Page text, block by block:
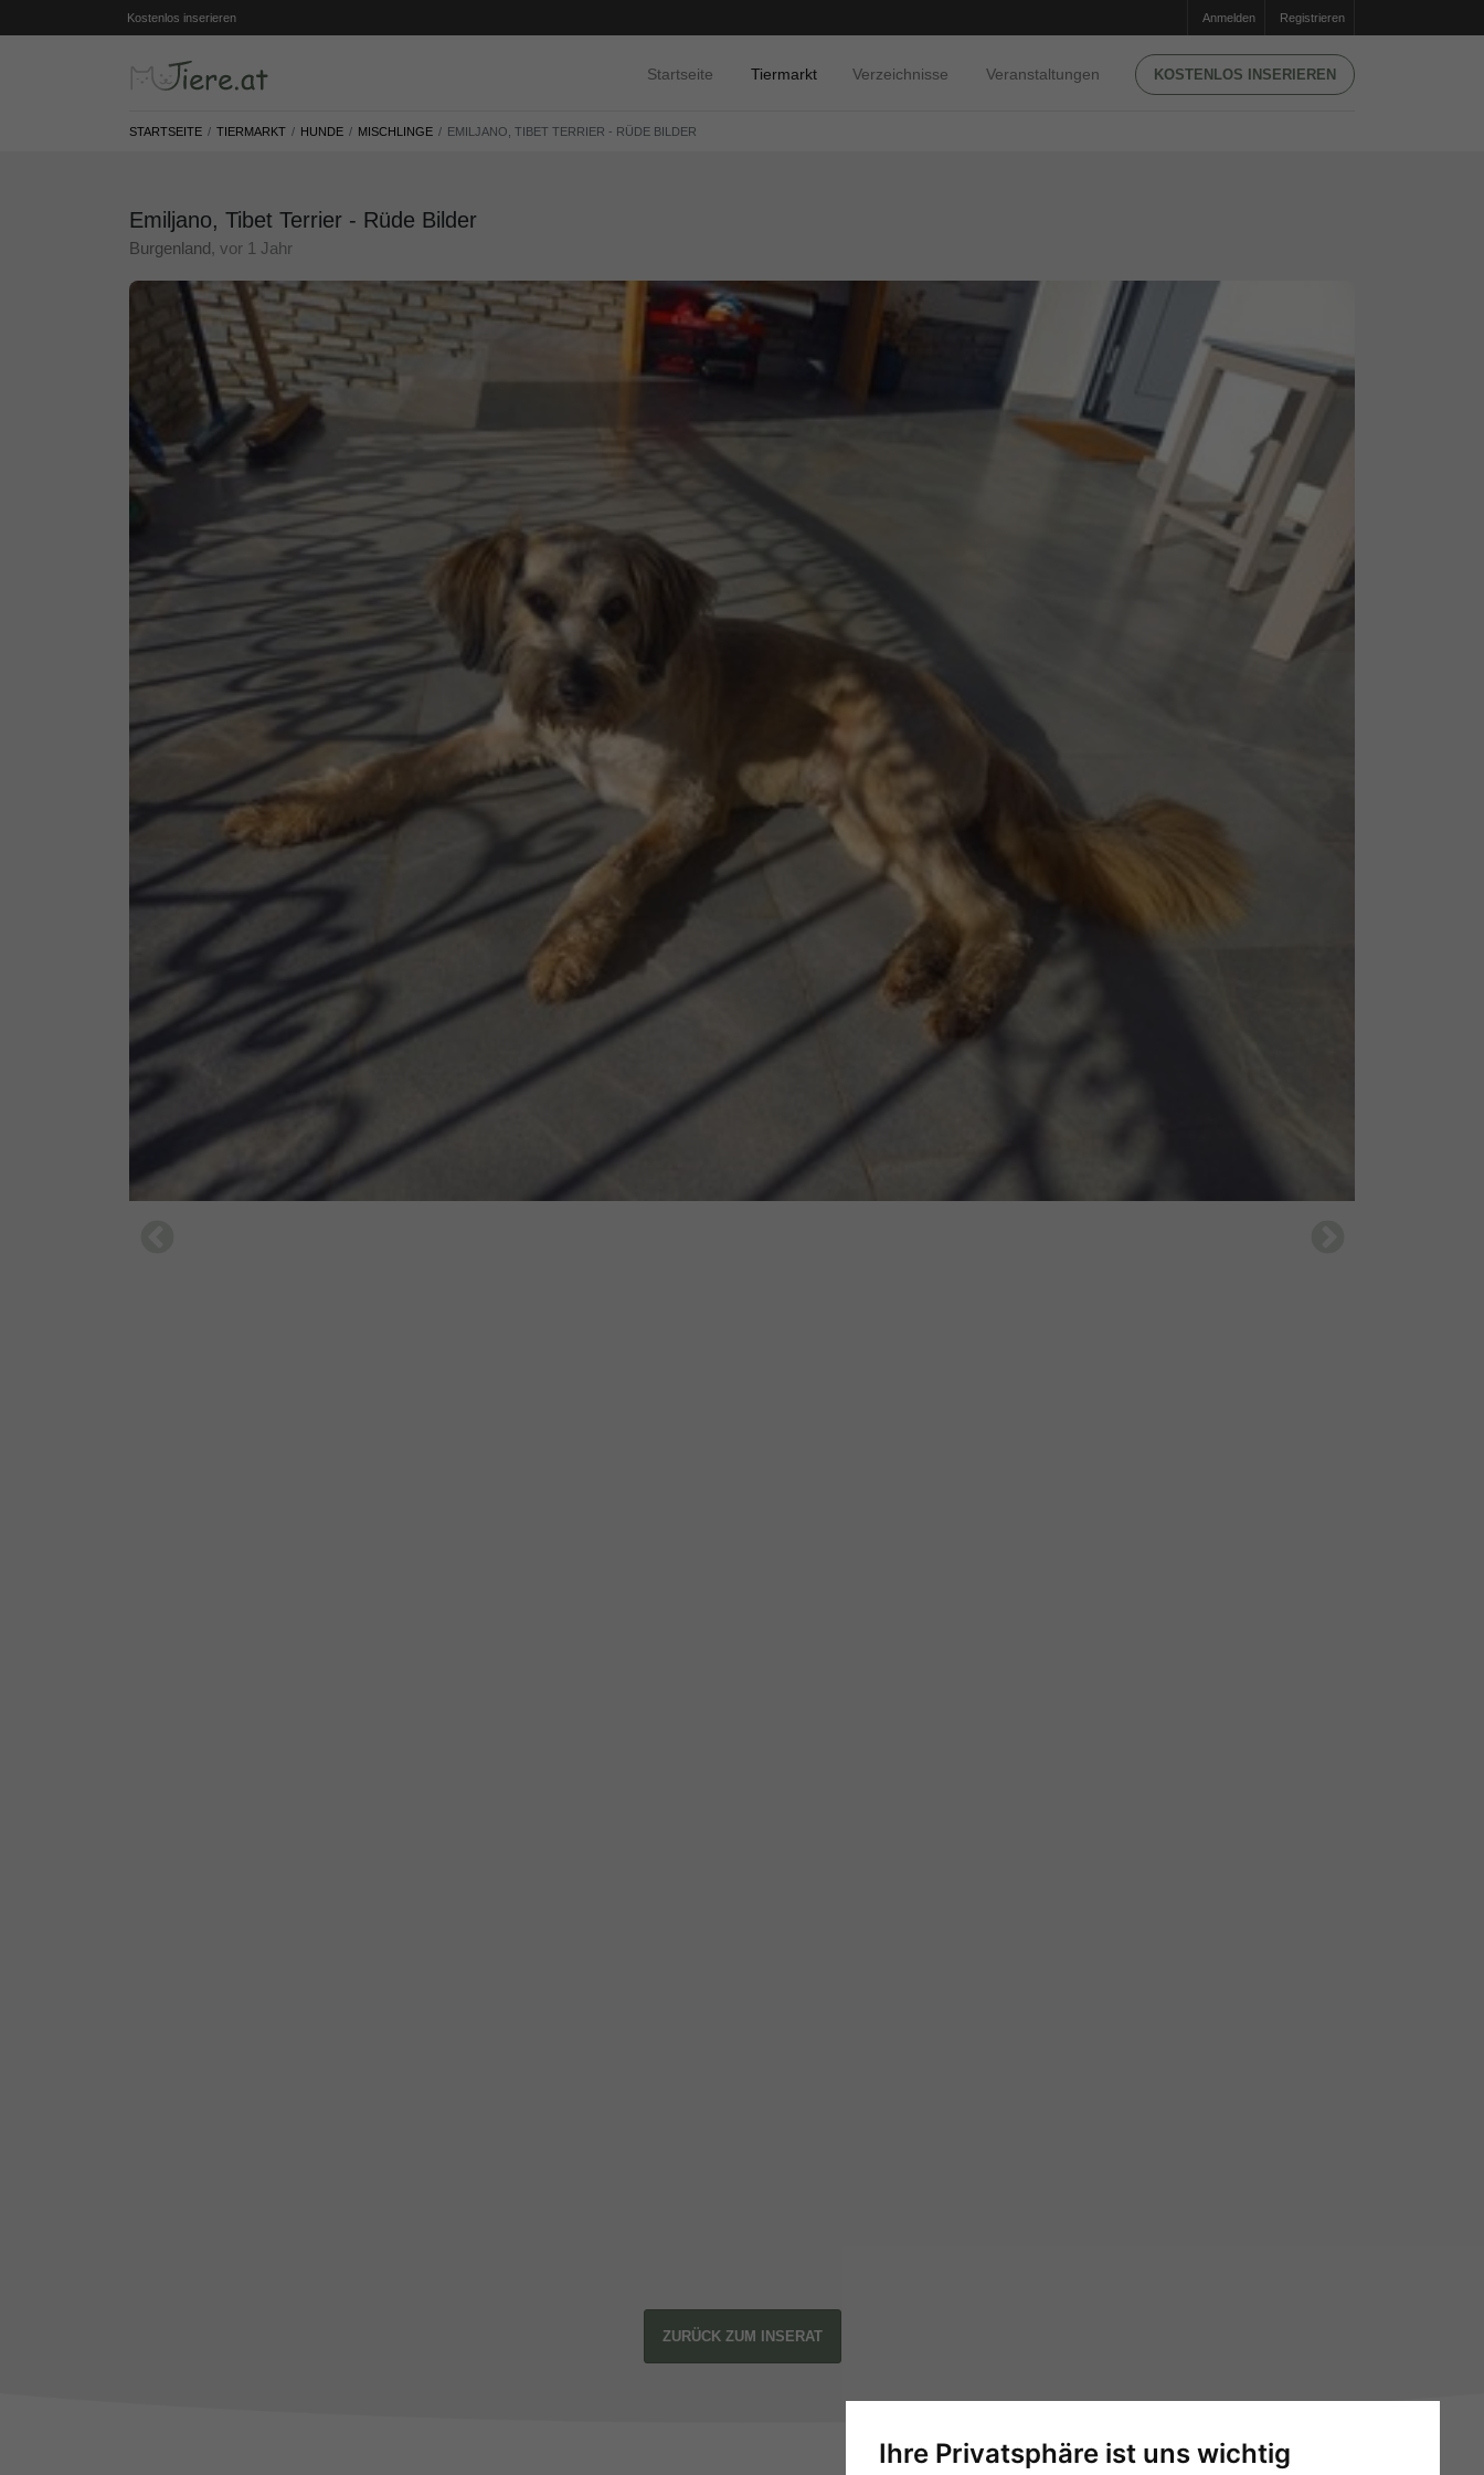
Ihre Privatsphäre ist uns wichtig
Kostenlos inserieren Anmelden Registrieren
Startseite Tiermarkt Verzeichnisse Veranstaltungen KOSTENLOS INSERIEREN
STARTSEITE TIERMARKT HUNDE MISCHLINGE EMILJANO, TIBET TERRIER - RÜDE BILDER
Emiljano, Tibet Terrier - Rüde Bilder
Burgenland, vor 1 Jahr
ZURÜCK ZUM INSERAT